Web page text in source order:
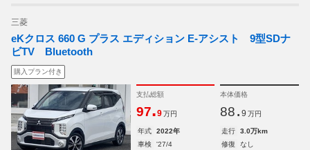
三菱
eKクロス 660 G プラス エディション E-アシスト 9型SDナ
ビTV Bluetooth
購入プラン付き
支払総額
97.9 万円
本体価格
88. 9 万円
年式 2022年 走行
3.0万km
車検
'27/4 修復
なし